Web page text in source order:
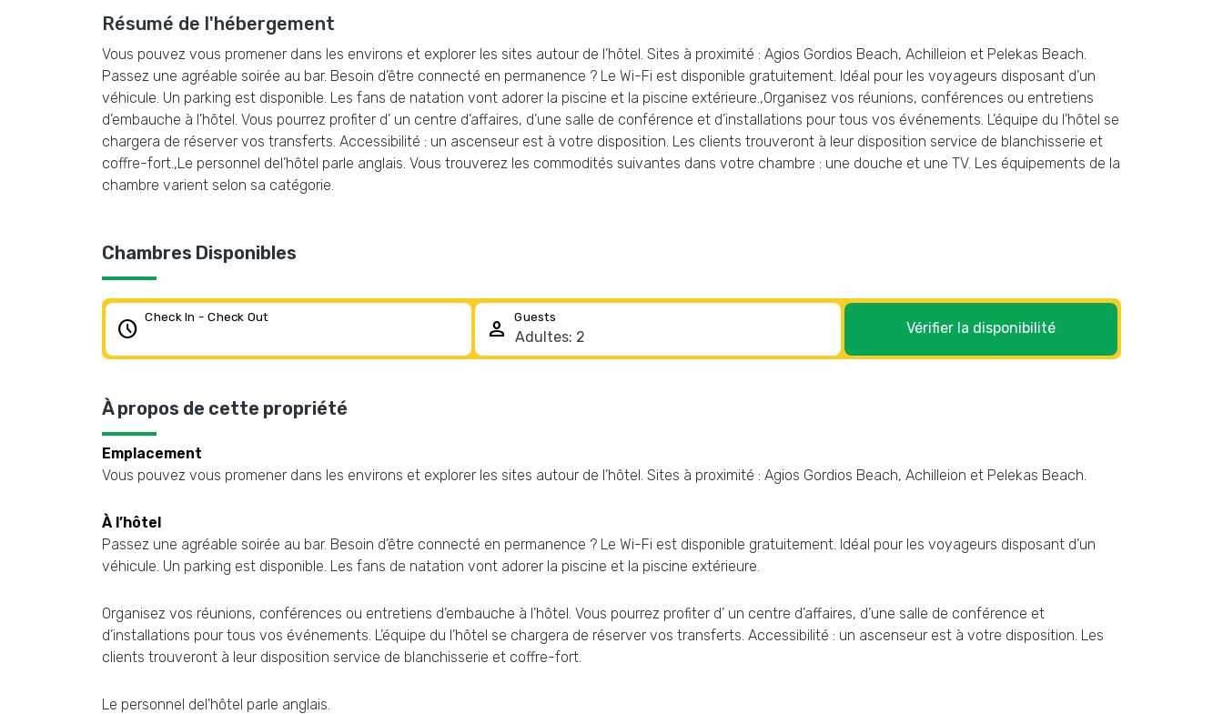
Résumé de l'hébergement
Vous pouvez vous promener dans les environs et explorer les sites autour de l’hôtel. Sites à proximité : Agios Gordios Beach, Achilleion et Pelekas Beach.
Passez une agréable soirée au bar. Besoin d’être connecté en permanence ? Le Wi-Fi est disponible gratuitement. Idéal pour les voyageurs disposant d’un
véhicule. Un parking est disponible. Les fans de natation vont adorer la piscine et la piscine extérieure.,Organisez vos réunions, conférences ou entretiens
d’embauche à l’hôtel. Vous pourrez profiter d’ un centre d’affaires, d’une salle de conférence et d’installations pour tous vos événements. L’équipe du l’hôtel se
chargera de réserver vos transferts. Accessibilité : un ascenseur est à votre disposition. Les clients trouveront à leur disposition service de blanchisserie et
coffre-fort.,Le personnel del’hôtel parle anglais. Vous trouverez les commodités suivantes dans votre chambre : une douche et une TV. Les équipements de la
chambre varient selon sa catégorie.
Chambres Disponibles
schedule Check In - Check Out person Guests
Vérifier la disponibilité
À propos de cette propriété
Emplacement
Vous pouvez vous promener dans les environs et explorer les sites autour de l’hôtel. Sites à proximité : Agios Gordios Beach, Achilleion et Pelekas Beach.
À l’hôtel
Passez une agréable soirée au bar. Besoin d’être connecté en permanence ? Le Wi-Fi est disponible gratuitement. Idéal pour les voyageurs disposant d’un
véhicule. Un parking est disponible. Les fans de natation vont adorer la piscine et la piscine extérieure.
Organisez vos réunions, conférences ou entretiens d’embauche à l’hôtel. Vous pourrez profiter d’ un centre d’affaires, d’une salle de conférence et
d’installations pour tous vos événements. L’équipe du l’hôtel se chargera de réserver vos transferts. Accessibilité : un ascenseur est à votre disposition. Les
clients trouveront à leur disposition service de blanchisserie et coffre-fort.
Le personnel del’hôtel parle anglais.